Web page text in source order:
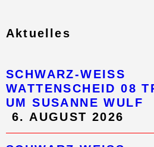
Aktuelles
SCHWARZ-WEISS
WATTENSCHEID 08
UM SUSANNE WULF
6. AUGUST 2026